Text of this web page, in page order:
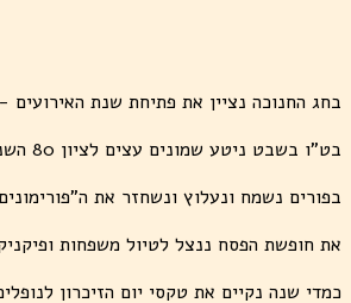
בחג החנוכה נציין את פתיחת שנת האירועים - 14.12.2012
בט"ו בשבט ניטע שמונים עצים לציון 80 השנה - 26.1.2013
בפורים נשמח ונעלוץ ונשחזר את ה"פורימונים" -
את חופשת הפסח ננצל לטיול משפחות ופיקניק -
כמדי שנה נקיים את טקסי יום הזיכרון לנופלים - 14-